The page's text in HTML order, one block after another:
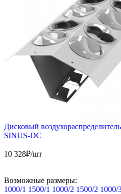
Дисковый
SINUS-DC
10 328₽/шт
Возможные размеры:
1000/1 1500/1 1000/2 1500/2 1000/